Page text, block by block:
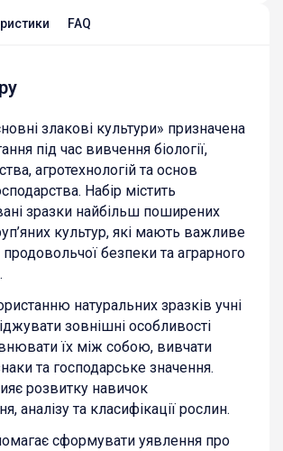
FAQ
злакові культури» призначена
під час вивчення біології,
агротехнологій та основ
Набір містить
зразки найбільш поширених
культур, які мають важливе
безпеки та аграрного
натуральних зразків учні
зовнішні особливості
їх між собою, вивчати
та господарське значення.
розвитку навичок
аналізу та класифікації рослин.
сформувати уявлення про